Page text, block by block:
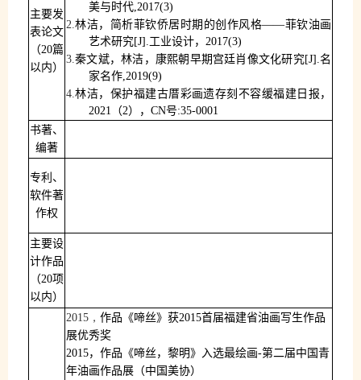
主要发
表论文
（20篇
以内）
美与时代,2017(3)
2.林洁，简析菲钦侨居时期的创作风格——菲钦油画
艺术研究[J].工业设计， 2017(3)
3.秦文斌，林洁，康熙朝早期宫廷肖像文化研究[J].名
家名作,2019(9)
4.林洁，保护福建古厝彩画遗存刻不容缓福建日报，
2021 （2）， CN号:35-0001
书著、
编著
专利、
软件著
作权
主要设
计作品
（20项
以内）
2015， 作品《啼丝》获2015首届福建省油画写生作品
展优秀奖
2015，作品《啼丝，黎明》入选最绘画-第二届中国青
年油画作品展（中国美协）